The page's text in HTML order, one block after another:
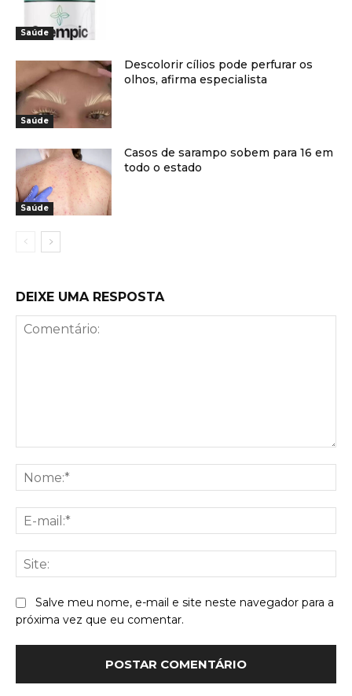
Saúde
Saúde
Descolorir cílios pode perfurar os
olhos, afirma especialista
Saúde
Casos de sarampo sobem para 16 em
todo o estado
DEIXE UMA RESPOSTA
Salve meu nome, e-mail e site neste navegador para a
próxima vez que eu comentar.